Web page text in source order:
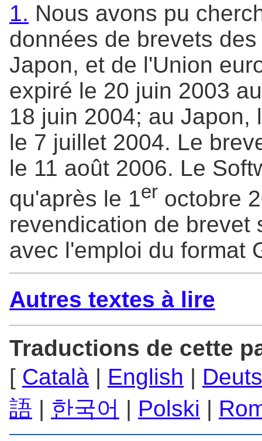
1. Nous avons pu
données de brevets
Japon, et de l'Union
expiré le 20 juin 2003
18 juin 2004; au Japon,
le 7 juillet 2004. Le
le 11 août 2006. Le
qu'après le 1er octobre
revendication de brevet
avec l'emploi du format
Autres textes à lire
Traductions de cette
[ Català | English |
語 | 한국어 | Polski |